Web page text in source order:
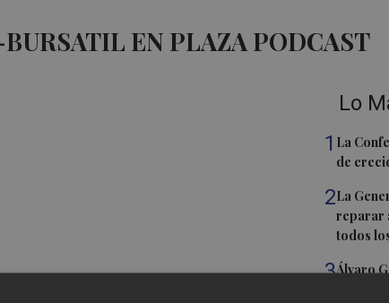
EN PLAZA PODCAST
Lo
1 La
de
2La
reparar
todos
3Álvaro
te